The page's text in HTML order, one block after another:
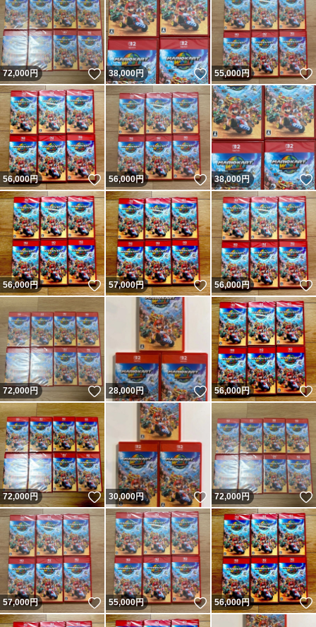
72,000円 いいね！
38,000円 いいね！
55,000円
56,000円 いいね！
56,000円 いいね！
38,000円
56,000円 いいね！
57,000円 いいね！
56,000円
72,000円 いいね！
28,000円 いいね！
56,000円
72,000円 いいね！
30,000円 いいね！
72,000円
57,000円 いいね！
55,000円 いいね！
56,000円